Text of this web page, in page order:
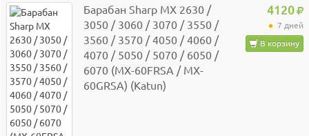
Барабан Sharp MX 2630 /
3050 / 3060 / 3070 / 3550 /
3560 / 3570 / 4050 / 4060 /
4070 / 5050 / 5070 / 6050 /
6070 (MX-60FRSA / MX-
60GRSA) (Katun)
4120
7 дней
В корзину